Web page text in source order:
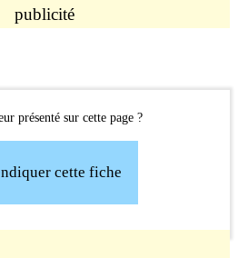
publicité
présenté sur cette page ?
cette fiche